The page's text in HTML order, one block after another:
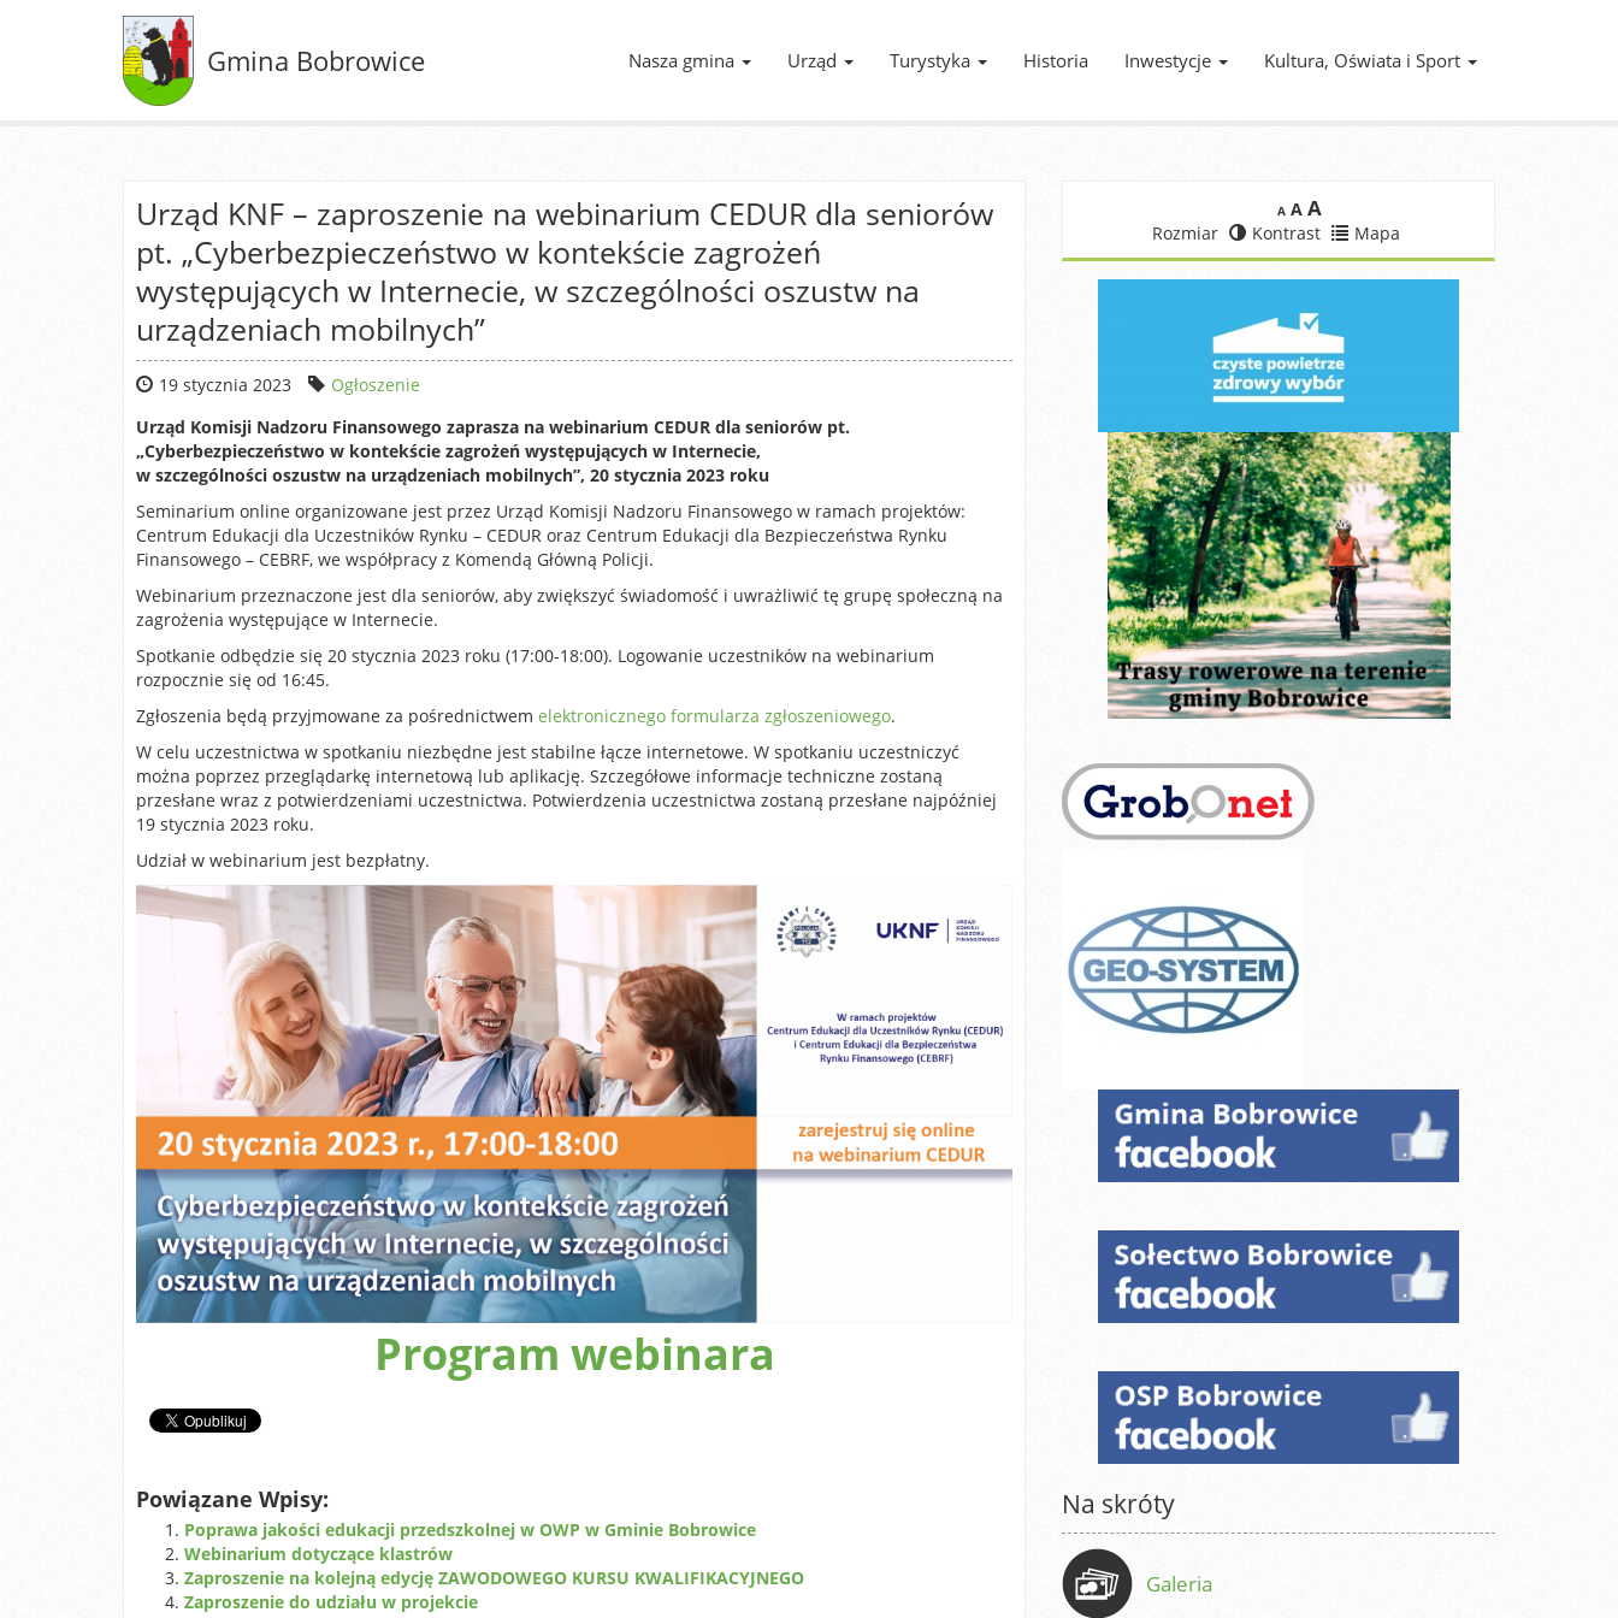
Gmina Bobrowice Nasza gmina Urząd Turystyka Historia Inwestycje Kultura, Oświata i Sport
Urząd KNF – zaproszenie na webinarium CEDUR dla seniorów
pt. „Cyberbezpieczeństwo w kontekście zagrożeń
występujących w Internecie, w szczególności oszustw na
urządzeniach mobilnych”
19 stycznia 2023
Ogłoszenie
Urząd Komisji Nadzoru Finansowego zaprasza na webinarium CEDUR dla seniorów pt.
„Cyberbezpieczeństwo w kontekście zagrożeń występujących w Internecie,
w szczególności oszustw na urządzeniach mobilnych”, 20 stycznia 2023 roku
Seminarium online organizowane jest przez Urząd Komisji Nadzoru Finansowego w ramach projektów:
Centrum Edukacji dla Uczestników Rynku – CEDUR oraz Centrum Edukacji dla Bezpieczeństwa Rynku
Finansowego – CEBRF, we współpracy z Komendą Główną Policji.
Webinarium przeznaczone jest dla seniorów, aby zwiększyć świadomość i uwrażliwić tę grupę społeczną na
zagrożenia występujące w Internecie.
Spotkanie odbędzie się 20 stycznia 2023 roku (17:00-18:00). Logowanie uczestników na webinarium
rozpocznie się od 16:45.
Zgłoszenia będą przyjmowane za pośrednictwem elektronicznego formularza zgłoszeniowego.
W celu uczestnictwa w spotkaniu niezbędne jest stabilne łącze internetowe. W spotkaniu uczestniczyć
można poprzez przeglądarkę internetową lub aplikację. Szczegółowe informacje techniczne zostaną
przesłane wraz z potwierdzeniami uczestnictwa. Potwierdzenia uczestnictwa zostaną przesłane najpóźniej
19 stycznia 2023 roku.
Udział w webinarium jest bezpłatny.
Program webinara
Powiązane Wpisy:
Poprawa jakości edukacji przedszkolnej w OWP w Gminie Bobrowice
Webinarium dotyczące klastrów
Zaproszenie na kolejną edycję ZAWODOWEGO KURSU KWALIFIKACYJNEGO
Zaproszenie do udziału w projekcie
A A A
Rozmiar Kontrast Mapa
Na skróty
Galeria